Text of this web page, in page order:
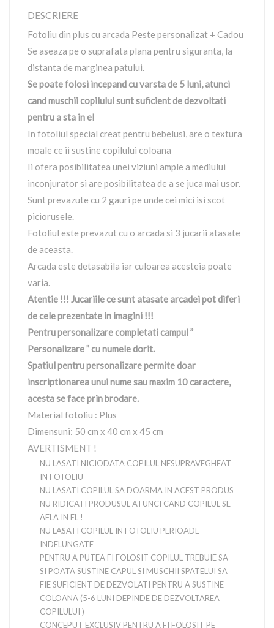
DESCRIERE
Fotoliu din plus cu arcada Peste personalizat + Cadou
Se aseaza pe o suprafata plana pentru siguranta, la
distanta de marginea patului.
Se poate folosi incepand cu varsta de 5 luni, atunci
cand muschii copilului sunt suficient de dezvoltati
pentru a sta in el
In fotoliul special creat pentru bebelusi, are o textura
moale ce ii sustine copilului coloana
Ii ofera posibilitatea unei viziuni ample a mediului
inconjurator si are posibilitatea de a se juca mai usor.
Sunt prevazute cu 2 gauri pe unde cei mici isi scot
piciorusele.
Fotoliul este prevazut cu o arcada si 3 jucarii atasate
de aceasta.
Arcada este detasabila iar culoarea acesteia poate
varia.
Atentie !!! Jucariile ce sunt atasate arcadei pot diferi
de cele prezentate in imagini !!!
Pentru personalizare completati campul ”
Personalizare ” cu numele dorit.
Spatiul pentru personalizare permite doar
inscriptionarea unui nume sau maxim 10 caractere,
acesta se face prin brodare.
Material fotoliu : Plus
Dimensuni: 50 cm x 40 cm x 45 cm
AVERTISMENT !
NU LASATI NICIODATA COPILUL NESUPRAVEGHEAT
IN FOTOLIU
NU LASATI COPILUL SA DOARMA IN ACEST PRODUS
NU RIDICATI PRODUSUL ATUNCI CAND COPILUL SE
AFLA IN EL !
NU LASATI COPILUL IN FOTOLIU PERIOADE
INDELUNGATE
PENTRU A PUTEA FI FOLOSIT COPILUL TREBUIE SA-
SI POATA SUSTINE CAPUL SI MUSCHII SPATELUI SA
FIE SUFICIENT DE DEZVOLATI PENTRU A SUSTINE
COLOANA (5-6 LUNI DEPINDE DE DEZVOLTAREA
COPILULUI )
CONCEPUT EXCLUSIV PENTRU A FI FOLOSIT PE